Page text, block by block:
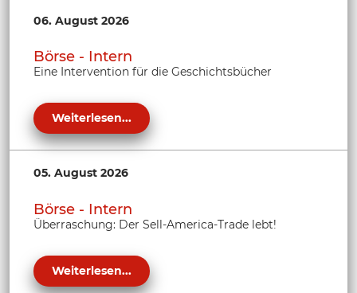
06. August 2026
Börse - Intern
Eine Intervention für die Geschichtsbücher
Weiterlesen...
05. August 2026
Börse - Intern
Überraschung: Der Sell-America-Trade lebt!
Weiterlesen...